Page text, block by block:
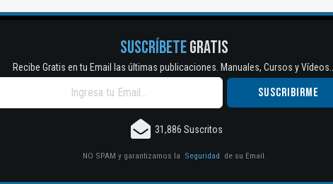
SUSCRÍBETEGRATIS
Recibe Gratis en tu Email las últimas publicaciones. Manuales, Cursos y
31,886 Suscritos
NO SPAM y garantizamos la Seguridad de su Email.